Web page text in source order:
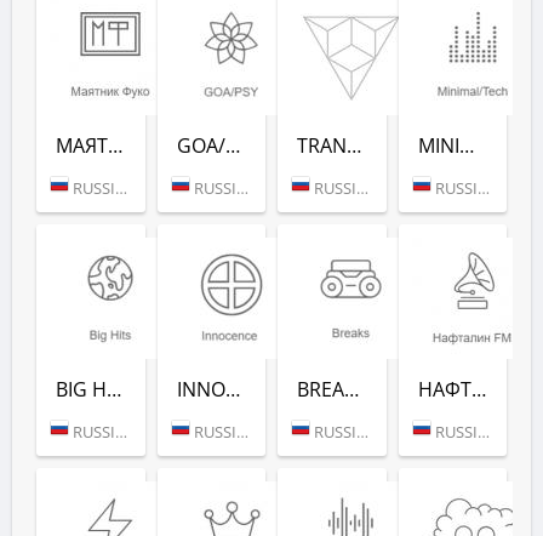
МАЯТНИК ФУКО (РАДИО РЕКОРД)
RUSSIA (MOSCOW)
GOA/PSY (РАДИО РЕКОРД)
RUSSIA (MOSCOW)
TRANCE CLASSICS (РАДИО РЕКОРД)
RUSSIA (MOSCOW)
MINIMAL/TECH (РАДИО РЕКОРД)
RUSSIA (MOSCOW)
BIG HITS (РАДИО РЕКОРД)
RUSSIA (MOSCOW)
INNOCENCE (РАДИО РЕКОРД)
RUSSIA (MOSCOW)
BREAKS (РАДИО РЕКОРД)
RUSSIA (MOSCOW)
НАФТАЛИН FM (РАДИО РЕКОРД)
RUSSIA (MOSCOW)